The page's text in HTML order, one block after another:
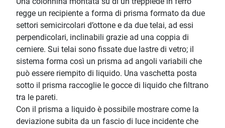
regge un recipiente a forma di prisma formato da due
settori semicircolari d’ottone e da due telai, ad essi
perpendicolari, inclinabili grazie ad una coppia di
cerniere. Sui telai sono fissate due lastre di vetro; il
sistema forma così un prisma ad angoli variabili che
può essere riempito di liquido. Una vaschetta posta
sotto il prisma raccoglie le gocce di liquido che filtrano
tra le pareti.
Con il prisma a liquido è possibile mostrare come la
deviazione subita da un fascio di luce incidente che